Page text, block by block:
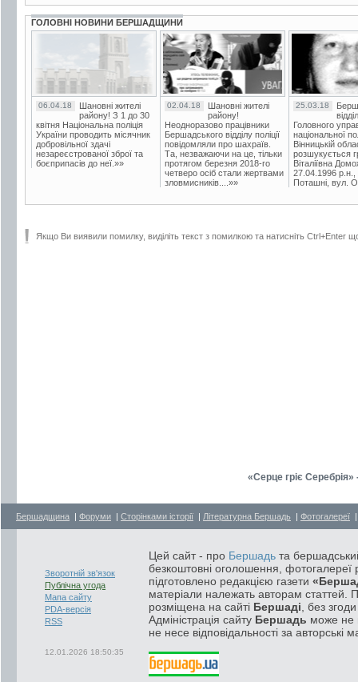
ГОЛОВНІ НОВИНИ БЕРШАДЩИНИ
06.04.18
Шановні жителі
району! З 1 до 30
квітня Національна поліція
України проводить місячник
добровільної здачі
незареєстрованої зброї та
боєприпасів до неї.»»
02.04.18
Шановні жителі
району!
Неодноразово працівники
Бершадського відділу поліції
повідомляли про шахраїв.
Та, незважаючи на це, тільки
протягом березня 2018-го
четверо осіб стали жертвами
зловмисників....»»
25.03.18
Головного
національної
Вінницькій
розшукується
Віталіївна
27.04.1996 р.н.,
Поташні, вул.
Якщо Ви виявили помилку, виділіть текст з помилкою та натисніть Ctrl+Enter
«Серце гріє
Бершадщина | Форуми | Сторінками історії | Літературна Бершадь | Фотогалереї
Зворотній зв'язок
Публічна угода
Мапа сайту
PDA-версія
RSS
12.01.2026 18:50:35
Цей сайт - про Бершадь та
безкоштовні оголошення, фотогалереї
підготовлено редакцією газети
матеріали належать авторам статтей.
розміщена на сайті Бершаді , без
Адміністрація сайту Бершадь може не
не несе відповідальності за авторські